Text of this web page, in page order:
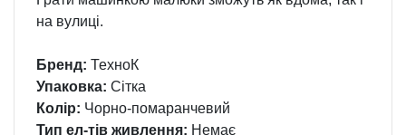
на вулиці.
Бренд: ТехноК
Упаковка: Сітка
Колір: Чорно-помаранчевий
Тип ел-тів живлення: Немає